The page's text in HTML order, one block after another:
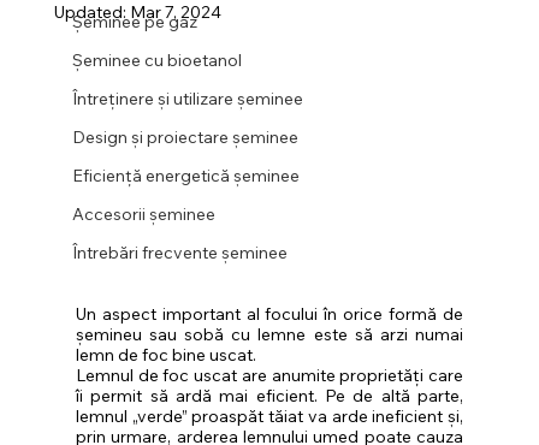
Șeminee pe gaz
Șeminee cu bioetanol
Întreținere și utilizare șeminee
Design și proiectare șeminee
Eficiență energetică șeminee
Accesorii șeminee
Întrebări frecvente șeminee
Updated: Mar 7, 2024
Un aspect important al focului în orice formă de
șemineu sau sobă cu lemne este să arzi numai
lemn de foc bine uscat.
Lemnul de foc uscat are anumite proprietăți care
îi permit să ardă mai eficient. Pe de altă parte,
lemnul „verde” proaspăt tăiat va arde ineficient și,
prin urmare, arderea lemnului umed poate cauza